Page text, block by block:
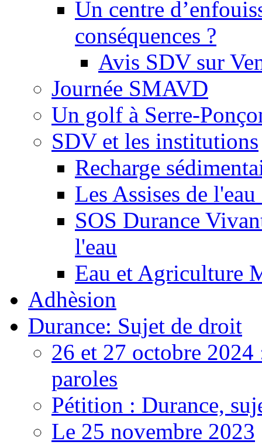
Un centre
conséquences ?
Avis SDV sur
Journée SMAVD
Un golf à Serre-
SDV et les institutions
Recharge
Les Assises de
SOS Durance
l'eau
Eau et Agriculture
Adhèsion
Durance: Sujet de droit
26 et 27 octobre 2024
paroles
Pétition : Durance,
Le 25 novembre 2023